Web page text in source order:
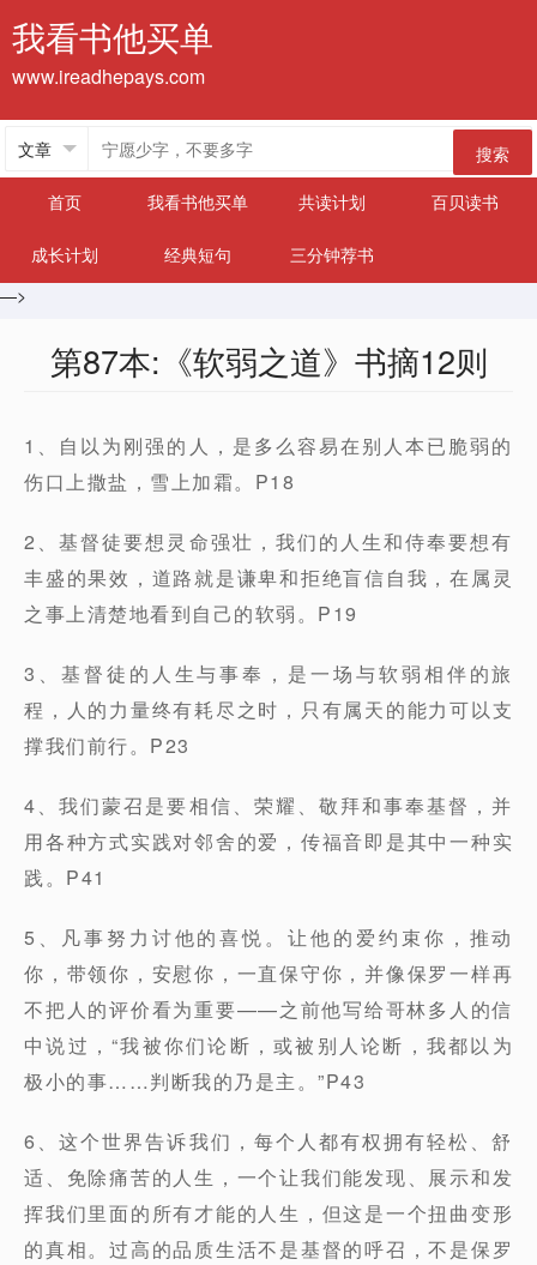
我看书他买单
www.ireadhepays.com
搜索
首页
我看书他买单 共读计划 百贝读书
成长计划 经典短句
三分钟荐书
—>
第87本:《软弱之道》书摘12则
1、自以为刚强的人，是多么容易在别人本已脆弱的
伤口上撒盐，雪上加霜。P18
2、基督徒要想灵命强壮，我们的人生和侍奉要想有
丰盛的果效，道路就是谦卑和拒绝盲信自我，在属灵
之事上清楚地看到自己的软弱。P19
3、基督徒的人生与事奉，是一场与软弱相伴的旅
程，人的力量终有耗尽之时，只有属天的能力可以支
撑我们前行。P23
4、我们蒙召是要相信、荣耀、敬拜和事奉基督，并
用各种方式实践对邻舍的爱，传福音即是其中一种实
践。P41
5、凡事努力讨他的喜悦。让他的爱约束你，推动
你，带领你，安慰你，一直保守你，并像保罗一样再
不把人的评价看为重要——之前他写给哥林多人的信
中说过，“我被你们论断，或被别人论断，我都以为
极小的事……判断我的乃是主。”P43
6、这个世界告诉我们，每个人都有权拥有轻松、舒
适、免除痛苦的人生，一个让我们能发现、展示和发
挥我们里面的所有才能的人生，但这是一个扭曲变形
的真相。过高的品质生活不是基督的呼召，不是保罗